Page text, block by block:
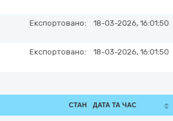
Експортовано: 18-03-2026, 16:01:50
Експортовано: 18-03-2026, 16:01:50
СТАН ДАТА ТА ЧАС